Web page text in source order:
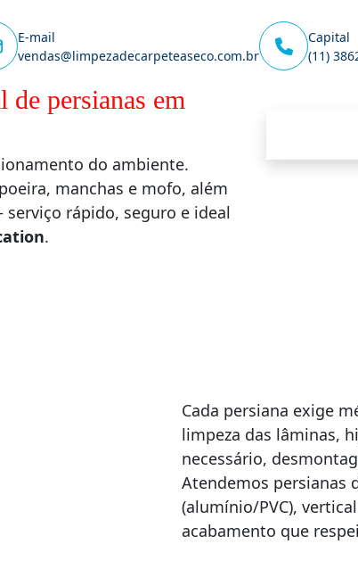
E-mail
vendas@limpezadecarpeteaseco.com.br
Capital
(11)
de persianas em
do ambiente.
manchas e mofo, além
rápido, seguro e ideal
.
Cada persiana exige
limpeza das lâminas,
necessário,
Atendemos persianas
(alumínio/PVC),
acabamento que